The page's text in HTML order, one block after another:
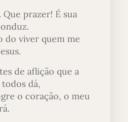
Que prazer! É sua
do viver quem me
de aflição que a
dá,
o coração, o meu